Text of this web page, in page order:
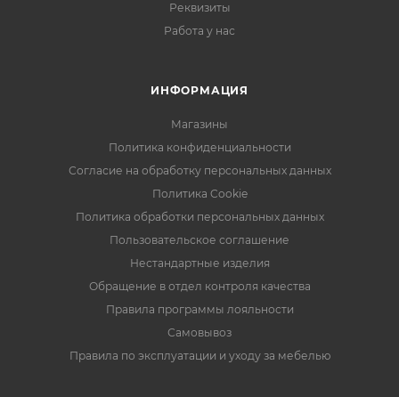
Реквизиты
Работа у нас
ИНФОРМАЦИЯ
Магазины
Политика конфиденциальности
Согласие на обработку персональных данных
Политика Cookie
Политика обработки персональных данных
Пользовательское соглашение
Нестандартные изделия
Обращение в отдел контроля качества
Правила программы лояльности
Самовывоз
Правила по эксплуатации и уходу за мебелью